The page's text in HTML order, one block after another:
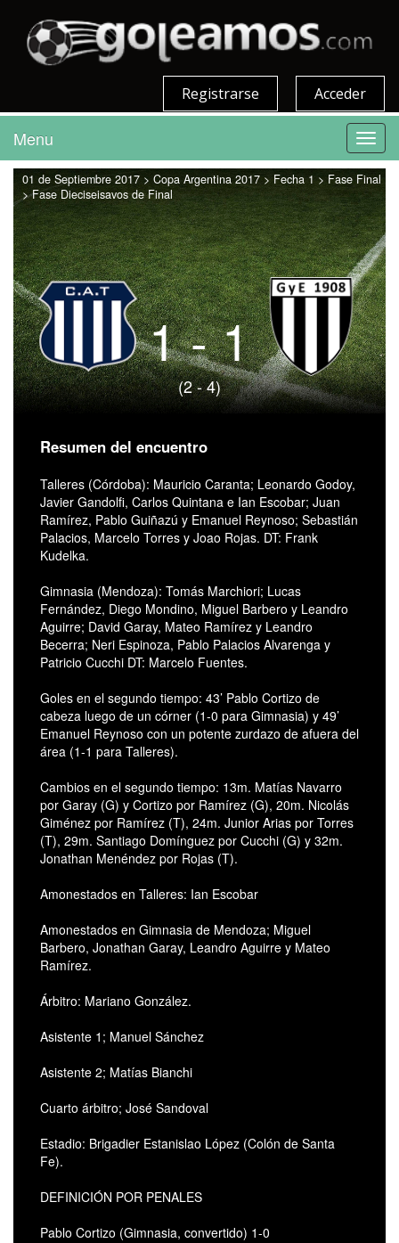
Acceder
Registrarse
Menu
01 de Septiembre 2017 > Copa Argentina 2017 > Fecha 1 > Fase Final
> Fase Dieciseisavos de Final
1 - 1
(2 - 4)
Resumen del encuentro
Talleres (Córdoba): Mauricio Caranta; Leonardo Godoy,
Javier Gandolfi, Carlos Quintana e Ian Escobar; Juan
Ramírez, Pablo Guiñazú y Emanuel Reynoso; Sebastián
Palacios, Marcelo Torres y Joao Rojas. DT: Frank
Kudelka.
Gimnasia (Mendoza): Tomás Marchiori; Lucas
Fernández, Diego Mondino, Miguel Barbero y Leandro
Aguirre; David Garay, Mateo Ramírez y Leandro
Becerra; Neri Espinoza, Pablo Palacios Alvarenga y
Patricio Cucchi DT: Marcelo Fuentes.
Goles en el segundo tiempo: 43’ Pablo Cortizo de
cabeza luego de un córner (1-0 para Gimnasia) y 49’
Emanuel Reynoso con un potente zurdazo de afuera del
área (1-1 para Talleres).
Cambios en el segundo tiempo: 13m. Matías Navarro
por Garay (G) y Cortizo por Ramírez (G), 20m. Nicolás
Giménez por Ramírez (T), 24m. Junior Arias por Torres
(T), 29m. Santiago Domínguez por Cucchi (G) y 32m.
Jonathan Menéndez por Rojas (T).
Amonestados en Talleres: Ian Escobar
Amonestados en Gimnasia de Mendoza; Miguel
Barbero, Jonathan Garay, Leandro Aguirre y Mateo
Ramírez.
Árbitro: Mariano González.
Asistente 1; Manuel Sánchez
Asistente 2; Matías Bianchi
Cuarto árbitro; José Sandoval
Estadio: Brigadier Estanislao López (Colón de Santa
Fe).
DEFINICIÓN POR PENALES
Pablo Cortizo (Gimnasia, convertido) 1-0